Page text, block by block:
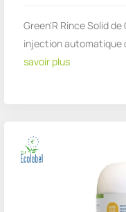
Green'R Rince Solid
injection automatique
savoir plus